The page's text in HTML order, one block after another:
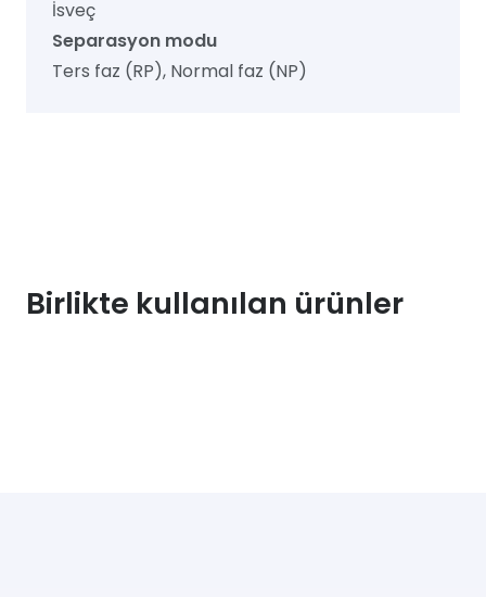
İsveç
Separasyon modu
Ters faz (RP), Normal faz (NP)
Birlikte kullanılan ürünler